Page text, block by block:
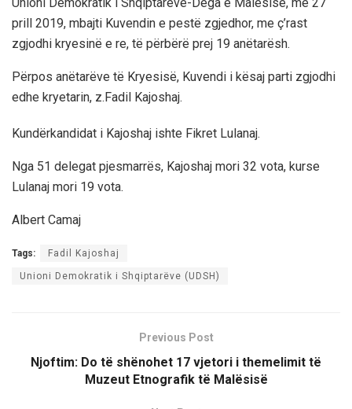
prill 2019, mbajti Kuvendin e pestë zgjedhor, me ç’rast
zgjodhi kryesinë e re, të përbërë prej 19 anëtarësh.
Përpos anëtarëve të Kryesisë, Kuvendi i kësaj parti zgjodhi
edhe kryetarin, z.Fadil Kajoshaj.
Kundërkandidat i Kajoshaj ishte Fikret Lulanaj.
Nga 51 delegat pjesmarrës, Kajoshaj mori 32 vota, kurse
Lulanaj mori 19 vota.
Albert Camaj
Tags: Fadil Kajoshaj
Unioni Demokratik i Shqiptarëve (UDSH)
Previous Post
Njoftim: Do të shënohet 17 vjetori i themelimit të
Muzeut Etnografik të Malësisë